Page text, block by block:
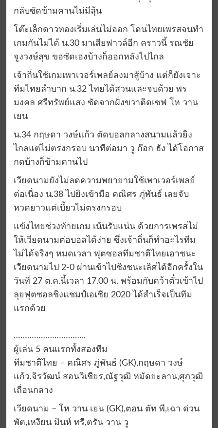
กลับซัดข้ามคานไม่มีลุ้น
โต๊ะเล็กดาวทองเริ่มเล่นไม่ออก โดนไทยเพรสจนทำ
เกมกันไม่ได้ น.30 มาเสียฟาวล์อีก คราวนี้ รณชัย
จูงวงษ์สุข ขอซัดเองบ้างก็ออกหลังไปไกล
เจ้าถิ่นใช้เกมเพาเวอร์เพลย์ลงมาสู้บ้าง แต่ก็ยังเจาะ
ทีมไทยลำบาก น.32 ไทยได้สวนและจบด้วย พร
มงคล ศรีทรัพย์แสง ซัดจากฝั่งขวาติดเซฟ โห วาน
เยน
น.34 กฤษดา วงษ์แก้ว ตัดบอลกลางสนามแล้วยิง
ไกลแต่ไม่ตรงกรอบ นาทีต่อมา วู ก๊อก ฮัง ได้โอกาส
กดบ้างก็ข้ามคานไป
เวียดนามยังไม่ลดความพยายามใช้เพาเวอร์เพลย์
ต่อเนื่อง น.38 ไปยิงเข้ามือ คณิศร ภู่พันธ์ เลยจับ
หวดยาวแต่เบี้ยวไม่ตรงกรอบ
แข้งไทยช่วงท้ายเกม เน้นรับแน่น ด้วยการเพรสไม่
ให้เวียดนามต่อบอลได้ง่าย ซึ่งเจ้าถิ่นก็ทำอะไรทีม
ไม่ได้จริงๆ หมดเวลา ฟุตซอลทีมชาติไทยเอาชนะ
เวียดนามไป 2-0 ผ่านเข้าไปชิงชนะเลิศได้อีกครั้งใน
วันที่ 27 ต.ค.นี้เวลา 17.00 น. พร้อมกับคว้าตั๋วเข้าไป
ลุยฟุตซอลชิงแชมป์เอเชีย 2020 ได้สำเร็จเป็นทีม
แรกด้วย
…………………………..
ผู้เล่น 5 คนแรกทั้งสองทีม
ทีมชาติไทย – คณิศร ภู่พันธ์ (GK),กฤษดา วงษ์
แก้ว,จิรวัฒน์ สอนวิเชียร,ณัฐวุฒิ หมัดยะลาน,ศุภวุฒิ
เถื่อนกลาง
เวียดนาม – โห วาน เยน (GK),ตอน ตัท พี,เฉา ด่วน
พัต,เหงียน มินห์ ทรี,ตรัน วาน วู